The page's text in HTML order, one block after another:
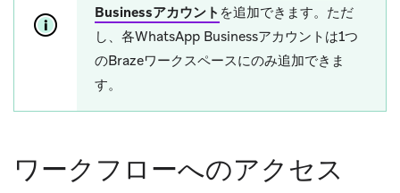
Businessアカウント を追加できます。ただ
し、各WhatsApp Businessアカウントは1つ
のBrazeワークスペースにのみ追加できま
す。
ワークフローへのアクセス